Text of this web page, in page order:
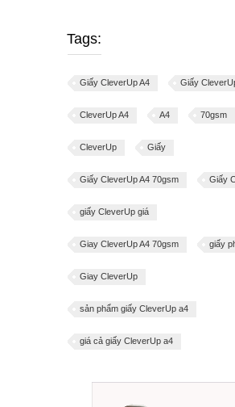
Tags:
Giấy CleverUp A4 Giấy
CleverUp A4 A4 70gsm
CleverUp Giấy
Giấy CleverUp A4 70gsm Giấy
giấy CleverUp giá
Giay CleverUp A4 70gsm giấy
Giay CleverUp
sản phẩm giấy CleverUp a4
giá cả giấy CleverUp a4